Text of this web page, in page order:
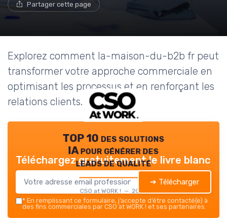
Partager cette page
Explorez comment la-maison-du-b2b fr peut
transformer votre approche commerciale en
optimisant les processus et en renforçant les
relations clients.
TOP 10 des solutions
IA pour générer des
leads de qualité
CSO at WORK ! — 2026
Téléchargez gratuitement le livre blanc
➔ Télécharger
* En remplissant ce formulaire, j’accepte d’être contacté(e) à
des fins commerciales par CSO at WORK ! et ses partenaires.